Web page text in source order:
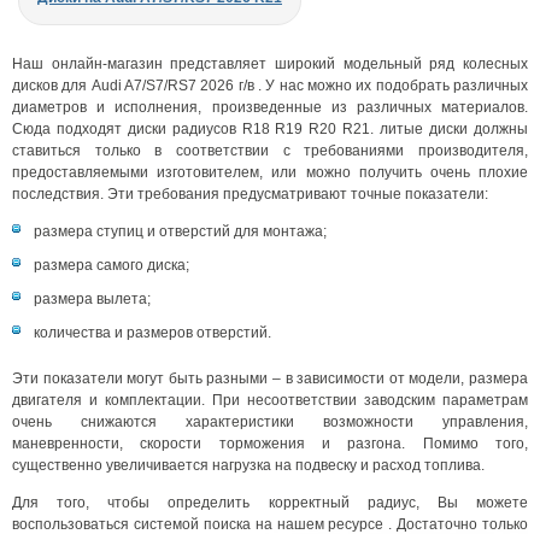
Наш онлайн-магазин представляет широкий модельный ряд колесных
дисков для Audi A7/S7/RS7 2026 г/в . У нас можно их подобрать различных
диаметров и исполнения, произведенные из различных материалов.
Сюда подходят диски радиусов R18 R19 R20 R21. литые диски должны
ставиться только в соответствии с требованиями производителя,
предоставляемыми изготовителем, или можно получить очень плохие
последствия. Эти требования предусматривают точные показатели:
размера ступиц и отверстий для монтажа;
размера самого диска;
размера вылета;
количества и размеров отверстий.
Эти показатели могут быть разными – в зависимости от модели, размера
двигателя и комплектации. При несоответствии заводским параметрам
очень снижаются характеристики возможности управления,
маневренности, скорости торможения и разгона. Помимо того,
существенно увеличивается нагрузка на подвеску и расход топлива.
Для того, чтобы определить корректный радиус, Вы можете
воспользоваться системой поиска на нашем ресурсе . Достаточно только